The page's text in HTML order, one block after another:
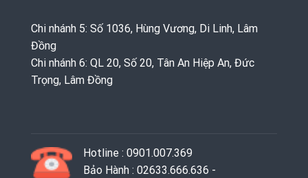
Chi nhánh 5: Số 1036, Hùng Vương, Di Linh, Lâm
Đồng
Chi nhánh 6: QL 20, Số 20, Tân An Hiệp An, Đức
Trọng, Lâm Đồng
Hotline : 0901.007.369
Bảo Hành : 02633.666.636 -